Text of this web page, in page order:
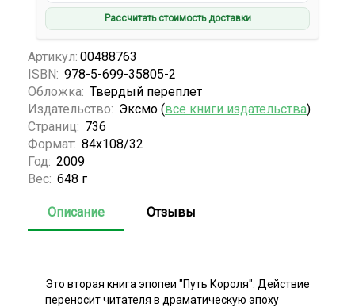
Рассчитать стоимость доставки
Артикул: 00488763
ISBN: 978-5-699-35805-2
Обложка: Твердый переплет
Издательство: Эксмо (все книги издательства)
Страниц: 736
Формат: 84x108/32
Год: 2009
Вес: 648 г
Описание Отзывы
Это вторая книга эпопеи "Путь Короля". Действие
переносит читателя в драматическую эпоху